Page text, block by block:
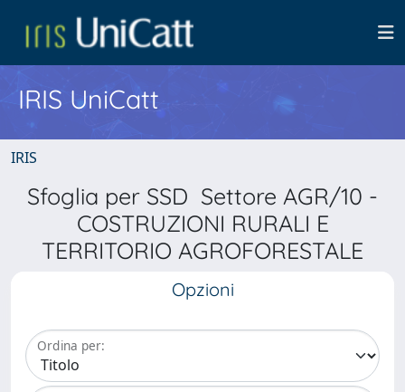
IRIS UniCatt
IRIS
Sfoglia per SSD Settore AGR/10 -
COSTRUZIONI RURALI E
TERRITORIO AGROFORESTALE
Opzioni
Ordina per: